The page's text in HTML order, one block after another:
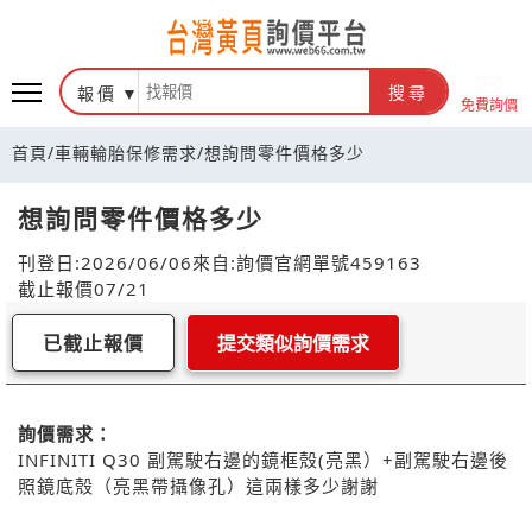
報價 搜尋
免費詢價
首頁/車輛輪胎保修需求/想詢問零件價格多少
想詢問零件價格多少
刊登日:2026/06/06來自:詢價官網單號459163
截止報價07/21
已截止報價 提交類似詢價需求
詢價需求：
INFINITI Q30 副駕駛右邊的鏡框殼(亮黑）+副駕駛右邊後
照鏡底殼（亮黑帶攝像孔）這兩樣多少謝謝